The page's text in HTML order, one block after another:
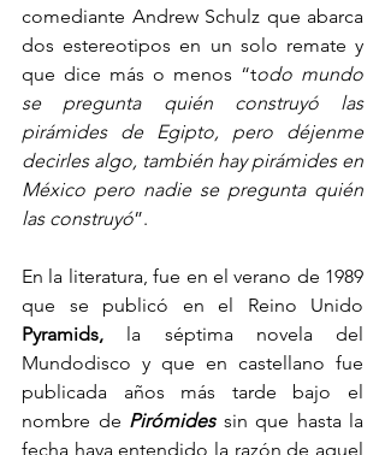
comediante Andrew Schulz que abarca
dos estereotipos en un solo remate y
que dice más o menos “todo mundo
se pregunta quién construyó las
pirámides de Egipto, pero déjenme
decirles algo, también hay pirámides en
México pero nadie se pregunta quién
las construyó”.
En la literatura, fue en el verano de 1989
Pyramids, la séptima novela del
Mundodisco y que en castellano fue
publicada años más tarde bajo el
nombre de Pirómides sin que hasta la
fecha haya entendido la razón de aquel